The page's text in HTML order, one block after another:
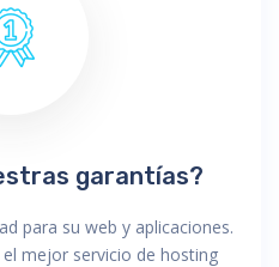
garantías?
para su web y aplicaciones.
mejor servicio de hosting